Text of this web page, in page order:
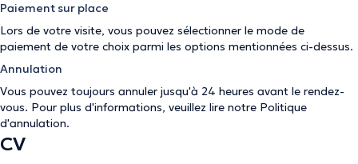
Paiement sur place
Lors de votre visite, vous pouvez sélectionner le mode de
paiement de votre choix parmi les options mentionnées ci-dessus.
Annulation
Vous pouvez toujours annuler jusqu'à 24 heures avant le rendez-
vous. Pour plus d'informations, veuillez lire notre Politique
d'annulation.
CV